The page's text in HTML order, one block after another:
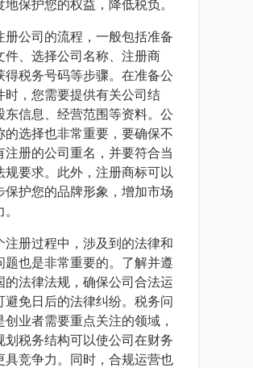
地保护您的权益，降低税负。
册公司的流程，一般包括准备
件、选择公司名称、注册商
得税务号码等步骤。在准备公
时，您需要提供有关公司结
东信息、经营范围等资料。公
的选择也非常重要，要确保不
注册的公司重名，并要符合当
规要求。此外，注册商标可以
保护您的品牌形象，增加市场
注册过程中，涉及到的法律和
题也是非常重要的。了解并遵
的法律法规，确保公司合法运
避免日后的法律纠纷。税务问
创业者需要重点关注的领域，
划税务结构可以使公司在财务
具竞争力。同时，合规运营也